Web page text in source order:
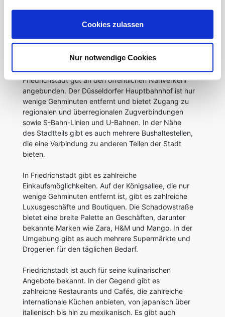
Cookies zulassen
Nur notwendige Cookies
Der Stadtteil ist bekannt für seine zahlreichen
In Bezug auf die Verkehrsanbindung ist
Friedrichstadt gut an den öffentlichen Nahverkehr
angebunden. Der Düsseldorfer Hauptbahnhof ist nur
wenige Gehminuten entfernt und bietet Zugang zu
regionalen und überregionalen Zugverbindungen
sowie S-Bahn-Linien und U-Bahnen. In der Nähe
des Stadtteils gibt es auch mehrere Bushaltestellen,
die eine Verbindung zu anderen Teilen der Stadt
bieten.
In Friedrichstadt gibt es zahlreiche
Einkaufsmöglichkeiten. Auf der Königsallee, die nur
wenige Gehminuten entfernt ist, gibt es zahlreiche
Luxusgeschäfte und Boutiquen. Die Schadowstraße
bietet eine breite Palette an Geschäften, darunter
bekannte Marken wie Zara, H&M und Mango. In der
Umgebung gibt es auch mehrere Supermärkte und
Drogerien für den täglichen Bedarf.
Friedrichstadt ist auch für seine kulinarischen
Angebote bekannt. In der Gegend gibt es
zahlreiche Restaurants und Cafés, die zahlreiche
internationale Küchen anbieten, von japanisch über
italienisch bis hin zu mexikanisch. Es gibt auch